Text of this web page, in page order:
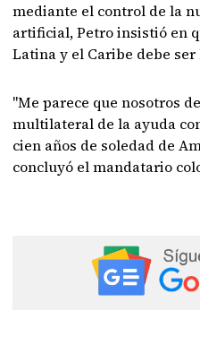
mediante el control de la
artificial, Petro insistió en
Latina y el Caribe debe
"Me parece que nosotros
multilateral de la ayuda
cien años de soledad de
concluyó el mandatario